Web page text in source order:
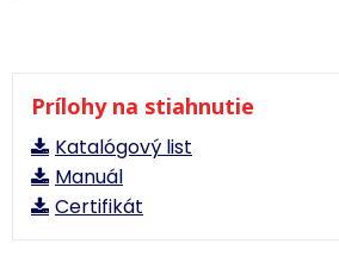
Prílohy na stiahnutie
Katalógový list
Manuál
Certifikát